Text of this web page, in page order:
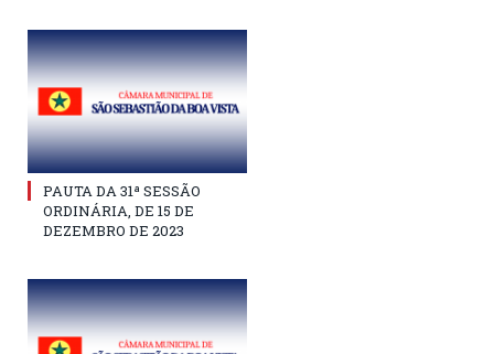
PAUTA DA 31ª SESSÃO
ORDINÁRIA, DE 15 DE
DEZEMBRO DE 2023